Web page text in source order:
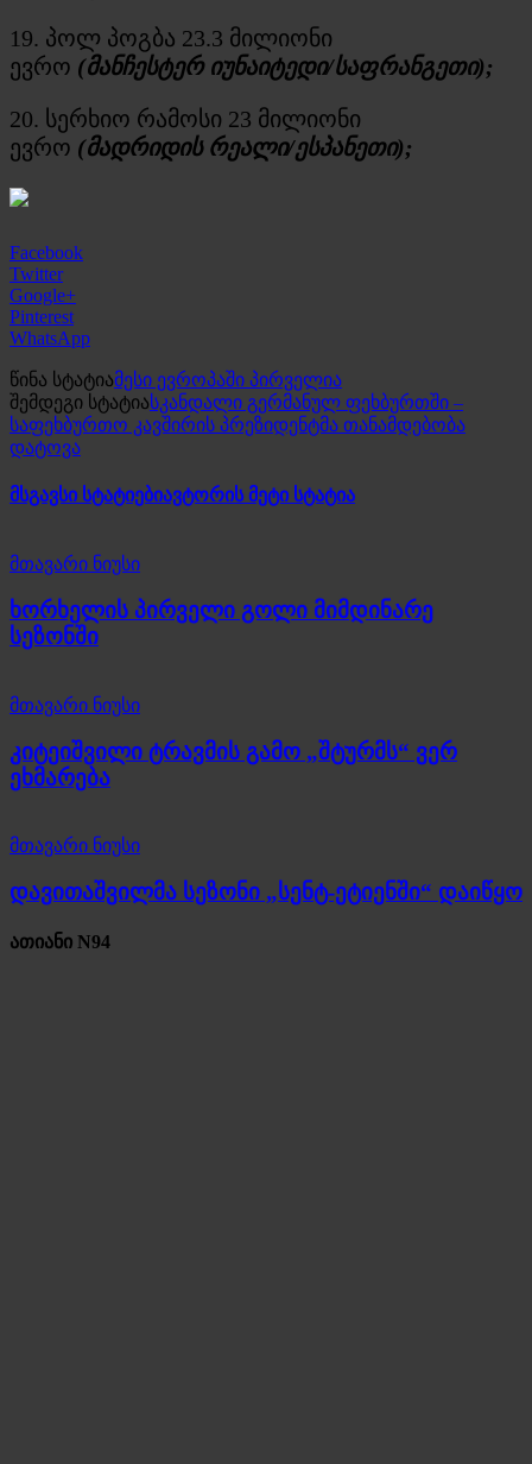
19. პოლ პოგბა 23.3 მილიონი
ევრო (მანჩესტერ იუნაიტედი/საფრანგეთი);
20. სერხიო რამოსი 23 მილიონი
ევრო (მადრიდის რეალი/ესპანეთი);
Facebook
Twitter
Google+
Pinterest
WhatsApp
წინა სტატიამესი ევროპაში პირველია
შემდეგი სტატიასკანდალი გერმანულ ფეხბურთში –
საფეხბურთო კავშირის პრეზიდენტმა თანამდებობა
დატოვა
მსგავსი სტატიებიავტორის მეტი სტატია
მთავარი ნიუსი
ხორხელის პირველი გოლი მიმდინარე
სეზონში
მთავარი ნიუსი
კიტეიშვილი ტრავმის გამო „შტურმს“ ვერ
ეხმარება
მთავარი ნიუსი
დავითაშვილმა სეზონი „სენტ-ეტიენში“ დაიწყო
ათიანი N94